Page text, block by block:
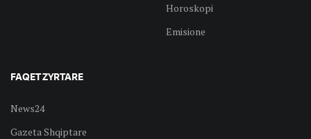
Horoskopi
Emisione
FAQET ZYRTARE
News24
Gazeta Shqiptare